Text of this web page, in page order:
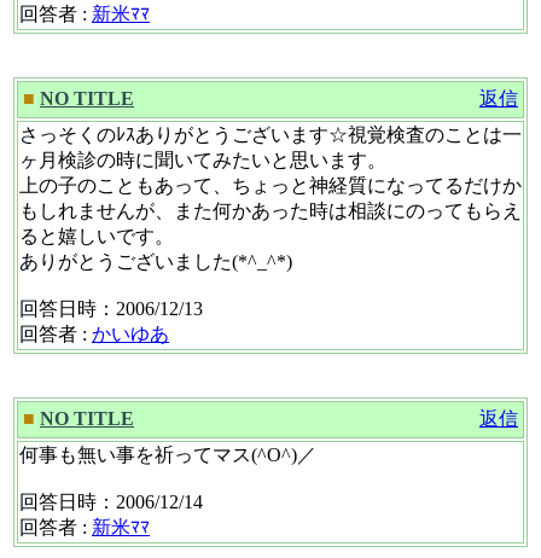
回答者 : 新米ﾏﾏ
■ NO TITLE
返信
さっそくのﾚｽありがとうございます☆視覚検査のことは一
ヶ月検診の時に聞いてみたいと思います。
上の子のこともあって、ちょっと神経質になってるだけか
もしれませんが、また何かあった時は相談にのってもらえ
ると嬉しいです。
ありがとうございました(*^_^*)
回答日時：2006/12/13
回答者 : かいゆあ
■ NO TITLE
返信
何事も無い事を祈ってマス(^O^)／
回答日時：2006/12/14
回答者 : 新米ﾏﾏ